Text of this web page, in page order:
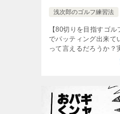
浅次郎のゴルフ練習法
【80切りを目指すゴ
でパッティング出来て
って言えるだろうか？
チュアゴルファーは「
パッティング出来てい